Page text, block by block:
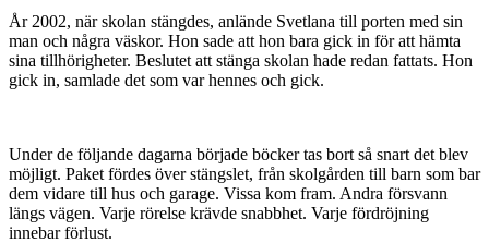
År 2002, när skolan stängdes, anlände Svetlana till porten med sin
man och några väskor. Hon sade att hon bara gick in för att hämta
sina tillhörigheter. Beslutet att stänga skolan hade redan fattats. Hon
gick in, samlade det som var hennes och gick.
Under de följande dagarna började böcker tas bort så snart det blev
möjligt. Paket fördes över stängslet, från skolgården till barn som bar
dem vidare till hus och garage. Vissa kom fram. Andra försvann
längs vägen. Varje rörelse krävde snabbhet. Varje fördröjning
innebar förlust.